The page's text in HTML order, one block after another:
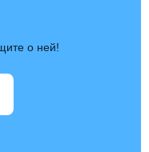
о ней!